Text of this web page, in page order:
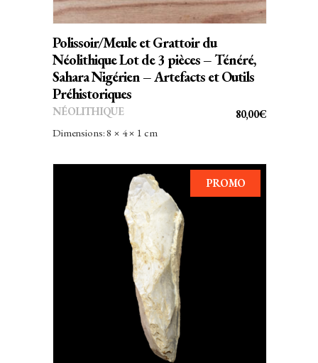
Polissoir/Meule et Grattoir du
Néolithique Lot de 3 pièces – Ténéré,
Sahara Nigérien – Artefacts et Outils
Préhistoriques
80,00€
NÉOLITHIQUE
Dimensions: 8 × 4 × 1 cm
PROMO
AJOUTER AU PANIER